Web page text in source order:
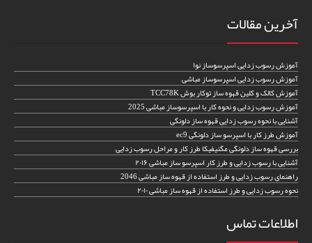
آخرین مقالات
آموزش رسوب زدایی اسپرسوساز نوا
آموزش رسوب زدایی اسپرسوساز مباشی
آموزش کالک و کلین قهوه ساز توکار بوش TCC78K
آموزش رسوب زدایی و نحوه کار با اسپرسوساز مباشی 2025
آشنایی با نحوه رسوب زدایی قهوه ساز دلونگی
آموزش طرز کار با اسپرسو ساز دلونگی ec9
بررسی قهوه ساز دلونگی مگنیفیکا طرز کار و مراحل رسوب زدایی
آشنایی با رسوب زدایی و طرز کار اسپرسو ساز مباشی ۲۰۱۶
راهنمای رسوب زدایی و طرز استفاده از قهوه ساز مباشی 2046
نحوه رسوب زدایی و طرز استفاده از قهوه ساز مباشی ۲۰۱۰
اطلاعات تماس